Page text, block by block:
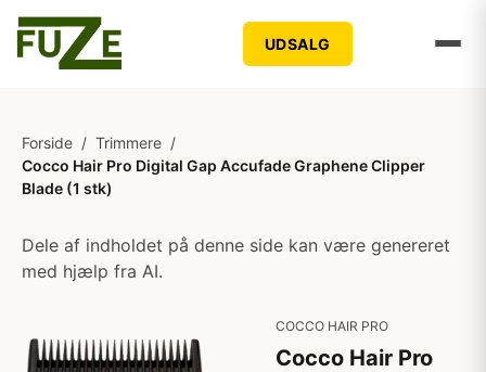
UDSALG
Forside / Trimmere /
Cocco Hair Pro Digital Gap Accufade Graphene Clipper
Blade (1 stk)
Dele af indholdet på denne side kan være genereret
med hjælp fra AI.
COCCO HAIR PRO
Cocco Hair Pro